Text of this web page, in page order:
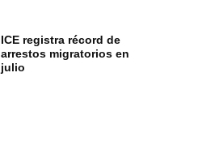
ICE registra récord de
arrestos migratorios en
julio